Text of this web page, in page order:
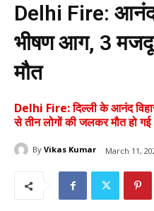
Delhi Fire: आनंद
भीषण आग, 3
मौत
Delhi Fire: दिल्ली के आनंद
से तीन लोगों की जलकर मौत हो
By Vikas Kumar March 11,